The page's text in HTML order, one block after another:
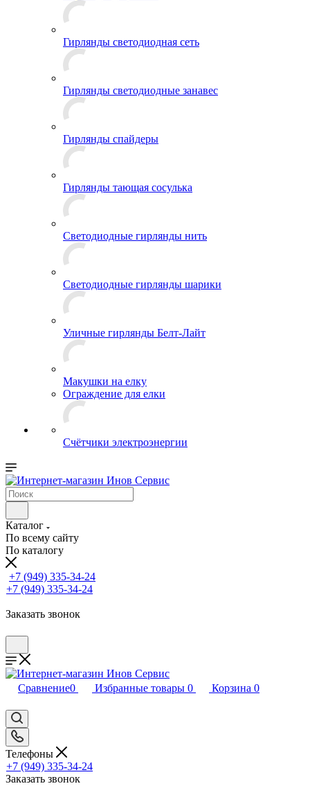
Гирлянды светодиодная сеть
Гирлянды светодиодные занавес
Гирлянды спайдеры
Гирлянды тающая сосулька
Светодиодные гирлянды нить
Светодиодные гирлянды шарики
Уличные гирлянды Белт-Лайт
Макушки на елку
Ограждение для елки
Счётчики электроэнергии
Каталог
По всему сайту
По каталогу
+7 (949) 335-34-24
+7 (949) 335-34-24
Заказать звонок
Сравнение0 Избранные товары 0 Корзина 0
Телефоны
+7 (949) 335-34-24
Заказать звонок